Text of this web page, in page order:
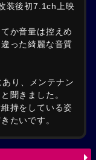
装後初7.1ch上映
か音量は控えめ
った綺麗な音質
り、メンテナン
聞きました。
持をしている姿
たいです。